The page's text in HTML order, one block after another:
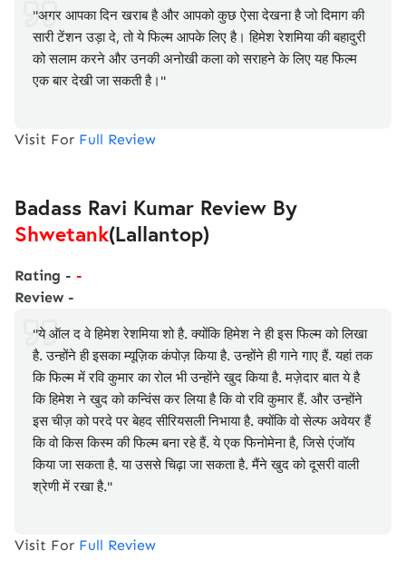
"अगर आपका दिन खराब है और आपको कुछ ऐसा देखना है जो दिमाग की
सारी टेंशन उड़ा दे, तो ये फिल्म आपके लिए है। हिमेश रेशमिया की बहादुरी
को सलाम करने और उनकी अनोखी कला को सराहने के लिए यह फिल्म
एक बार देखी जा सकती है।"
Visit For Full Review
Badass Ravi Kumar Review By
Shwetank(Lallantop)
Rating - -
Review -
"ये ऑल द वे हिमेश रेशमिया शो है. क्योंकि हिमेश ने ही इस फिल्म को लिखा
है. उन्होंने ही इसका म्यूज़िक कंपोज़ किया है. उन्होंने ही गाने गाए हैं. यहां तक
कि फिल्म में रवि कुमार का रोल भी उन्होंने खुद किया है. मज़ेदार बात ये है
कि हिमेश ने खुद को कन्विंस कर लिया है कि वो रवि कुमार हैं. और उन्होंने
इस चीज़ को परदे पर बेहद सीरियसली निभाया है. क्योंकि वो सेल्फ अवेयर हैं
कि वो किस किस्म की फिल्म बना रहे हैं. ये एक फिनोमेना है, जिसे एंजॉय
किया जा सकता है. या उससे चिढ़ा जा सकता है. मैंने खुद को दूसरी वाली
श्रेणी में रखा है."
Visit For Full Review